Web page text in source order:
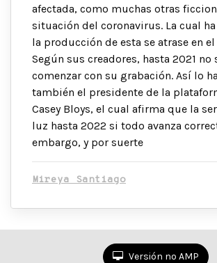
afectada, como muchas otras
situación del coronavirus. La cual
la producción de esta se atrase en
Según sus creadores, hasta 2021 no
comenzar con su grabación. Así lo
también el presidente de la
Casey Bloys, el cual afirma que la
luz hasta 2022 si todo avanza
embargo, y por suerte
Mireya Santiago
Versión no AMP